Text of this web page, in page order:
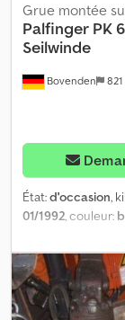
Bovenden
Grue montée
Palfinger PK
Seilwinde
État:d'occasion,
01/1992, couleur:
treuil à câble,
commande
extensions
Superstructure :